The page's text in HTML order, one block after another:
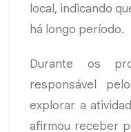
local, indicando
há longo período.
Durante os
responsável
explorar a
afirmou receber